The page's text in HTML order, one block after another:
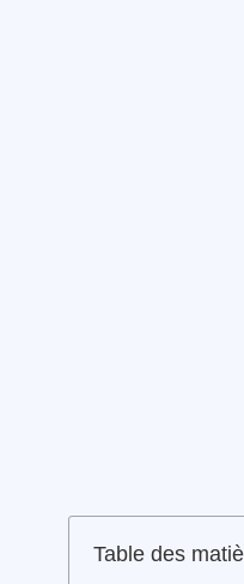
Table des